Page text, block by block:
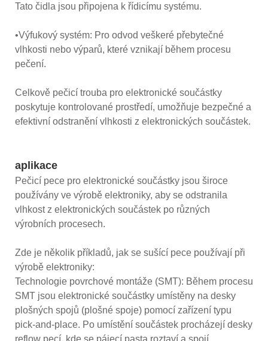
Tato čidla jsou připojena k řídicímu systému.
•Výfukový systém: Pro odvod veškeré přebytečné
vlhkosti nebo výparů, které vznikají během procesu
pečení.
Celkově pečicí trouba pro elektronické součástky
poskytuje kontrolované prostředí, umožňuje bezpečné a
efektivní odstranění vlhkosti z elektronických součástek.
aplikace
Pečicí pece pro elektronické součástky jsou široce
používány ve výrobě elektroniky, aby se odstranila
vlhkost z elektronických součástek po různých
výrobních procesech.
Zde je několik příkladů, jak se sušící pece používají při
výrobě elektroniky:
Technologie povrchové montáže (SMT): Během procesu
SMT jsou elektronické součástky umístěny na desky
plošných spojů (plošné spoje) pomocí zařízení typu
pick-and-place. Po umístění součástek procházejí desky
reflow pecí, kde se pájecí pasta roztaví a spojí